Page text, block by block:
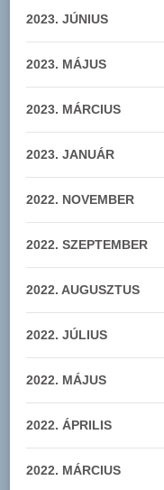
2023. JÚNIUS
2023. MÁJUS
2023. MÁRCIUS
2023. JANUÁR
2022. NOVEMBER
2022. SZEPTEMBER
2022. AUGUSZTUS
2022. JÚLIUS
2022. MÁJUS
2022. ÁPRILIS
2022. MÁRCIUS